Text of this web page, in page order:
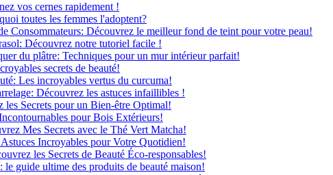
vos cernes rapidement !
toutes les femmes l'adoptent?
Consommateurs: Découvrez le meilleur fond de teint pour votre peau!
Découvrez notre tutoriel facile !
du plâtre: Techniques pour un mur intérieur parfait!
secrets de beauté!
Les incroyables vertus du curcuma!
Découvrez les astuces infaillibles !
les Secrets pour un Bien-être Optimal!
pour Bois Extérieurs!
Mes Secrets avec le Thé Vert Matcha!
Incroyables pour Votre Quotidien!
les Secrets de Beauté Éco-responsables!
le guide ultime des produits de beauté maison!